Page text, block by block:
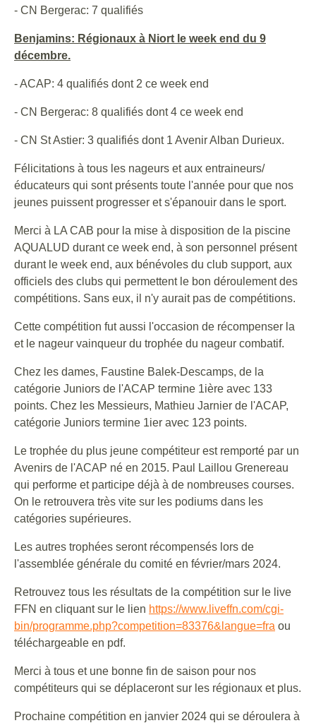
- CN Bergerac: 7 qualifiés
Benjamins: Régionaux à Niort le week end du 9
décembre.
- ACAP: 4 qualifiés dont 2 ce week end
- CN Bergerac: 8 qualifiés dont 4 ce week end
- CN St Astier: 3 qualifiés dont 1 Avenir Alban Durieux.
Félicitations à tous les nageurs et aux entraineurs/
éducateurs qui sont présents toute l'année pour que nos
jeunes puissent progresser et s'épanouir dans le sport.
Merci à LA CAB pour la mise à disposition de la piscine
AQUALUD durant ce week end, à son personnel présent
durant le week end, aux bénévoles du club support, aux
officiels des clubs qui permettent le bon déroulement des
compétitions. Sans eux, il n'y aurait pas de compétitions.
Cette compétition fut aussi l'occasion de récompenser la
et le nageur vainqueur du trophée du nageur combatif.
Chez les dames, Faustine Balek-Descamps, de la
catégorie Juniors de l'ACAP termine 1ière avec 133
points. Chez les Messieurs, Mathieu Jarnier de l'ACAP,
catégorie Juniors termine 1ier avec 123 points.
Le trophée du plus jeune compétiteur est remporté par un
Avenirs de l'ACAP né en 2015. Paul Laillou Grenereau
qui performe et participe déjà à de nombreuses courses.
On le retrouvera très vite sur les podiums dans les
catégories supérieures.
Les autres trophées seront récompensés lors de
l'assemblée générale du comité en février/mars 2024.
Retrouvez tous les résultats de la compétition sur le live
FFN en cliquant sur le lien https://www.liveffn.com/cgi-
bin/programme.php?competition=83376&langue=fra ou
téléchargeable en pdf.
Merci à tous et une bonne fin de saison pour nos
compétiteurs qui se déplaceront sur les régionaux et plus.
Prochaine compétition en janvier 2024 qui se déroulera à